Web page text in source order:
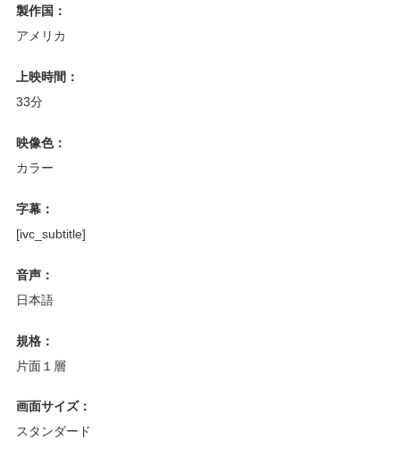
製作国：
アメリカ
上映時間：
33分
映像色：
カラー
字幕：
[ivc_subtitle]
音声：
日本語
規格：
片面１層
画面サイズ：
スタンダード